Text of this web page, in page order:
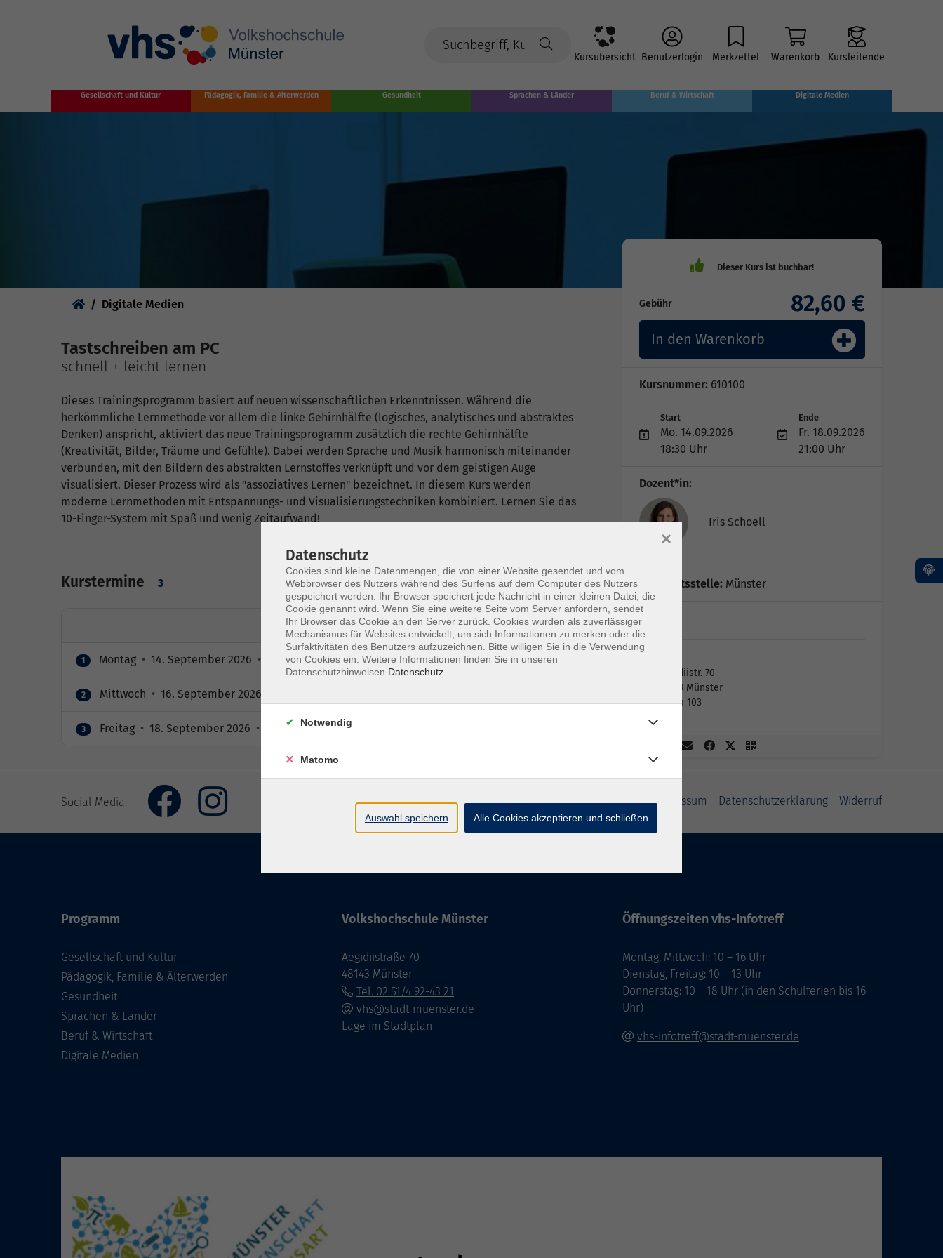
Kursübersicht Benutzerlogin Merkzettel Warenkorb Kursleitende
Gesellschaft und Kultur Pädagogik, Familie & Älterwerden Gesundheit Sprachen & Länder Beruf & Wirtschaft Digitale Medien
Digitale Medien
Tastschreiben am PC
schnell + leicht lernen
Dieses Trainingsprogramm basiert auf neuen wissenschaftlichen Erkenntnissen. Während die
herkömmliche Lernmethode vor allem die linke Gehirnhälfte (logisches, analytisches und abstraktes
Denken) anspricht, aktiviert das neue Trainingsprogramm zusätzlich die rechte Gehirnhälfte
(Kreativität, Bilder, Träume und Gefühle). Dabei werden Sprache und Musik harmonisch miteinander
verbunden, mit den Bildern des abstrakten Lernstoffes verknüpft und vor dem geistigen Auge
visualisiert. Dieser Prozess wird als "assoziatives Lernen" bezeichnet. In diesem Kurs werden
moderne Lernmethoden mit Entspannungs- und Visualisierungstechniken kombiniert. Lernen Sie das
10-Finger-System mit Spaß und wenig Zeitaufwand!
Kurstermine 3
Ort / Raum
1 Montag • 14. September 2026 • 18:30 – 21:00 Uhr Raum 103
2 Mittwoch • 16. September 2026
3 Freitag • 18. September 2026 • 18:30 – 21:00 Uhr
Gebühr 82,60 €
In den Warenkorb
Kursnummer: 610100
Start
Mo. 14.09.2026
18:30 Uhr
Ende
Fr. 18.09.2026
21:00 Uhr
Dozent*in:
Iris Schoell
Geschäftsstelle: Münster
Aegidiistr. 70
48143 Münster
Raum 103
Social Media AGB Impressum Datenschutzerklärung Widerruf
Programm
Gesellschaft und Kultur
Pädagogik, Familie & Älterwerden
Gesundheit
Sprachen & Länder
Beruf & Wirtschaft
Digitale Medien
Volkshochschule Münster
Aegidiistraße 70
48143 Münster
Tel. 02 51/4 92-43 21
vhs@stadt-muenster.de
Lage im Stadtplan
Öffnungszeiten vhs-Infotreff
Montag, Mittwoch: 10 – 16 Uhr
Dienstag, Freitag: 10 – 13 Uhr
Donnerstag: 10 – 18 Uhr (in den Schulferien bis 16
Uhr)
vhs-infotreff@stadt-muenster.de
Datenschutz
Cookies sind kleine Datenmengen, die von einer Website gesendet und vom
Webbrowser des Nutzers während des Surfens auf dem Computer des Nutzers
gespeichert werden. Ihr Browser speichert jede Nachricht in einer kleinen Datei, die
Cookie genannt wird. Wenn Sie eine weitere Seite vom Server anfordern, sendet
Ihr Browser das Cookie an den Server zurück. Cookies wurden als zuverlässiger
Mechanismus für Websites entwickelt, um sich Informationen zu merken oder die
Surfaktivitäten des Benutzers aufzuzeichnen. Bitte willigen Sie in die Verwendung
von Cookies ein. Weitere Informationen finden Sie in unseren
Datenschutzhinweisen. Datenschutz
×
Notwendig
Matomo
Auswahl speichern Alle Cookies akzeptieren und schließen